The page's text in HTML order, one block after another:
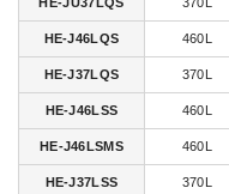
HE-J46LQS 460L
HE-J37LQS 370L
HE-J46LSS 460L
HE-J46LSMS 460L
HE-J37LSS 370L